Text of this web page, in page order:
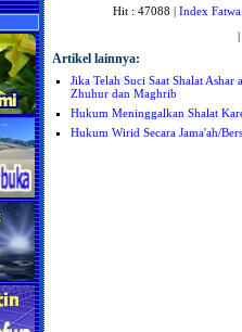
Hit : 47088 | Index Fatwa
|
Artikel lainnya:
Jika Telah Suci Saat Shalat
Zhuhur dan Maghrib
Hukum Meninggalkan Shalat
Hukum Wirid Secara Jama'ah/